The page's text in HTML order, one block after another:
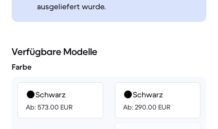
ausgeliefert wurde.
Verfügbare Modelle
Farbe
Schwarz
Ab: 573.00 EUR
Schwarz
Ab: 290.00 EUR